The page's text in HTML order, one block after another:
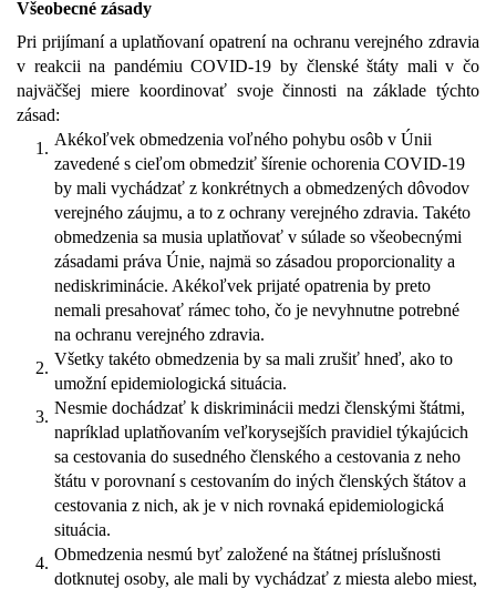
Všeobecné zásady
Pri prijímaní a uplatňovaní opatrení na ochranu verejného zdravia
v reakcii na pandémiu COVID-19 by členské štáty mali v čo
najväčšej miere koordinovať svoje činnosti na základe týchto
zásad:
1. Akékoľvek obmedzenia voľného pohybu osôb v Únii
zavedené s cieľom obmedziť šírenie ochorenia COVID-19
by mali vychádzať z konkrétnych a obmedzených dôvodov
verejného záujmu, a to z ochrany verejného zdravia. Takéto
obmedzenia sa musia uplatňovať v súlade so všeobecnými
zásadami práva Únie, najmä so zásadou proporcionality a
nediskriminácie. Akékoľvek prijaté opatrenia by preto
nemali presahovať rámec toho, čo je nevyhnutne potrebné
na ochranu verejného zdravia.
2. Všetky takéto obmedzenia by sa mali zrušiť hneď, ako to
umožní epidemiologická situácia.
3. Nesmie dochádzať k diskriminácii medzi členskými štátmi,
napríklad uplatňovaním veľkorysejších pravidiel týkajúcich
sa cestovania do susedného členského a cestovania z neho
štátu v porovnaní s cestovaním do iných členských štátov a
cestovania z nich, ak je v nich rovnaká epidemiologická
situácia.
4. Obmedzenia nesmú byť založené na štátnej príslušnosti
dotknutej osoby, ale mali by vychádzať z miesta alebo miest,